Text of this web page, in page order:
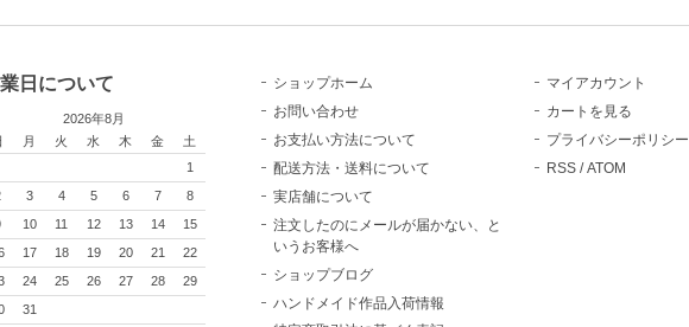
日について
2026年8月
月 火 水 木 金
土
1
3 4 5 6 7
8
10 11 12 13 14
15
17 18 19 20 21
22
24 25 26 27 28
29
31
ショップホーム
お問い合わせ
お支払い方法について
配送方法・送料について
実店舗について
注文したのにメールが届かない、と
いうお客様へ
ショップブログ
ハンドメイド作品入荷情報
マイアカウント
カートを見る
プライバシーポリシー
RSS /ATOM